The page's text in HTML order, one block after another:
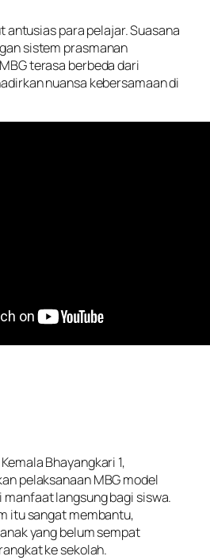
antusias para pelajar. Suasana
sistem prasmanan
terasa berbeda dari
nuansa kebersamaan di
Bhayangkari 1,
pelaksanaan MBG model
langsung bagi siswa.
itu sangat membantu,
yang belum sempat
ke sekolah.